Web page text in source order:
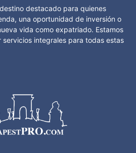
destacado para quienes
una oportunidad de inversión o
vida como expatriado. Estamos
integrales para todas estas